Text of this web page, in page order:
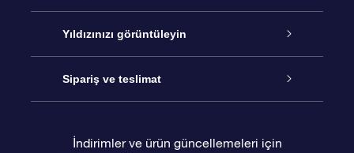
İletişim
Blogu
Çevrimiçi Yıldız Hediyesi
OSR Hediye Paketi
Yıldızınızı görüntüleyin
Star Register
Sipariş ve teslimat
İndirimler ve ürün güncellemeleri için